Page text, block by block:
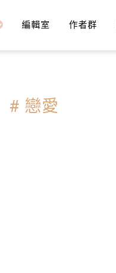
編輯室 作者群
# 戀愛